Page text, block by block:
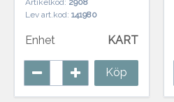
Artikelkod: 2908
Lev art.kod: 141980
Enhet KART
Köp